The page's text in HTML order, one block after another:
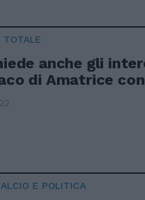
TOTALE
anche gli
di Amatrice
E POLITICA